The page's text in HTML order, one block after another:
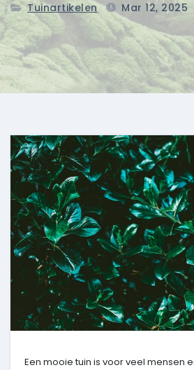
Tuinartikelen Mar 12, 2025
Een mooie tuin is voor veel mensen